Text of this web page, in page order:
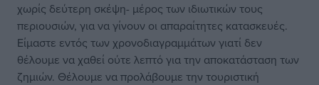
χωρίς δεύτερη σκέψη- μέρος των ιδιωτικών τους
περιουσιών, για να γίνουν οι απαραίτητες κατασκευές.
Είμαστε εντός των χρονοδιαγραμμάτων γιατί δεν
θέλουμε να χαθεί ούτε λεπτό για την αποκατάσταση των
ζημιών. Θέλουμε να προλάβουμε την τουριστική